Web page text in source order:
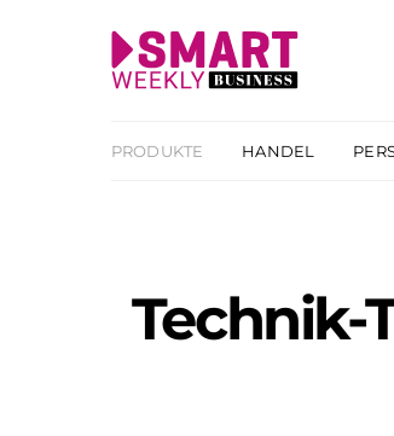
PRODUKTE HANDEL
Technik-